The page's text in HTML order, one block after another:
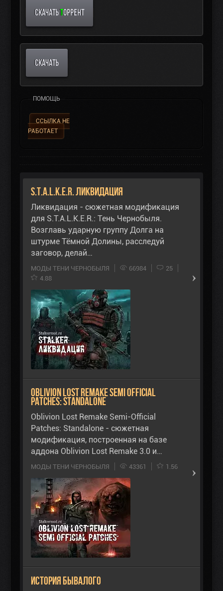
СКАЧАТЬТОРРЕНТ
СКАЧАТЬ
ПОМОЩЬ
ССЫЛКА НЕ
РАБОТАЕТ
S.T.A.L.K.E.R. Ликвидация
Ликвидация - сюжетная модификация
для S.T.A.L.K.E.R.: Тень Чернобыля.
Возглавь ударную группу Долга на
штурме Тёмной Долины, расследуй
заговор, делай…
МОДЫ ТЕНИ ЧЕРНОБЫЛЯ 66984
25
4.88
Oblivion Lost Remake Semi Official
Patches: Standalone
Oblivion Lost Remake Semi-Official
Patches: Standalone - сюжетная
модификация, построенная на базе
аддона Oblivion Lost Remake 3.0 и…
МОДЫ ТЕНИ ЧЕРНОБЫЛЯ 43361 1.56
История Бывалого